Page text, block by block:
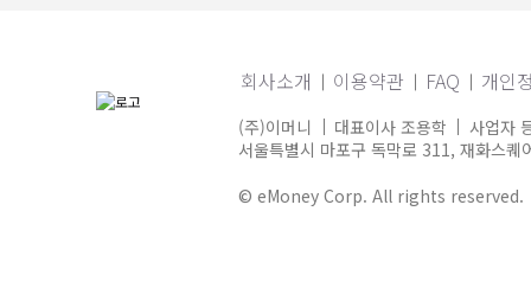
회사소개 이용약관 FAQ 개인
(주)이머니 대표이사 조용학
사업자
서울특별시 마포구 독막로 311, 재화스
© eMoney Corp. All rights reserved.